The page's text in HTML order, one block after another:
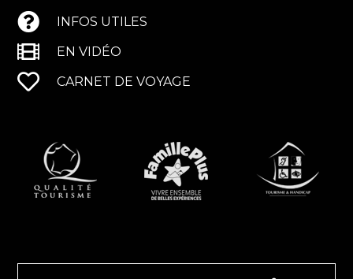
INFOS UTILES
EN VIDÉO
CARNET DE VOYAGE